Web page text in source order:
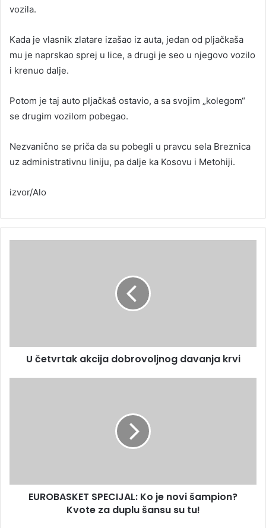
vozila.
Kada je vlasnik zlatare izašao iz auta, jedan od pljačkaša
mu je naprskao sprej u lice, a drugi je seo u njegovo vozilo
i krenuo dalje.
Potom je taj auto pljačkaš ostavio, a sa svojim „kolegom“
se drugim vozilom pobegao.
Nezvanično se priča da su pobegli u pravcu sela Breznica
uz administrativnu liniju, pa dalje ka Kosovu i Metohiji.
izvor/Alo
U četvrtak akcija dobrovoljnog davanja krvi
EUROBASKET SPECIJAL: Ko je novi šampion?
Kvote za duplu šansu su tu!